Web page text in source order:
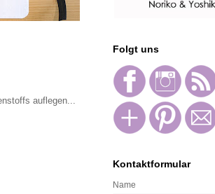
auflegen...
Folgt uns
Kontaktformular
Name